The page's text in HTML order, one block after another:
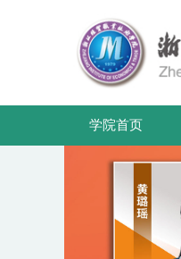
学院首页